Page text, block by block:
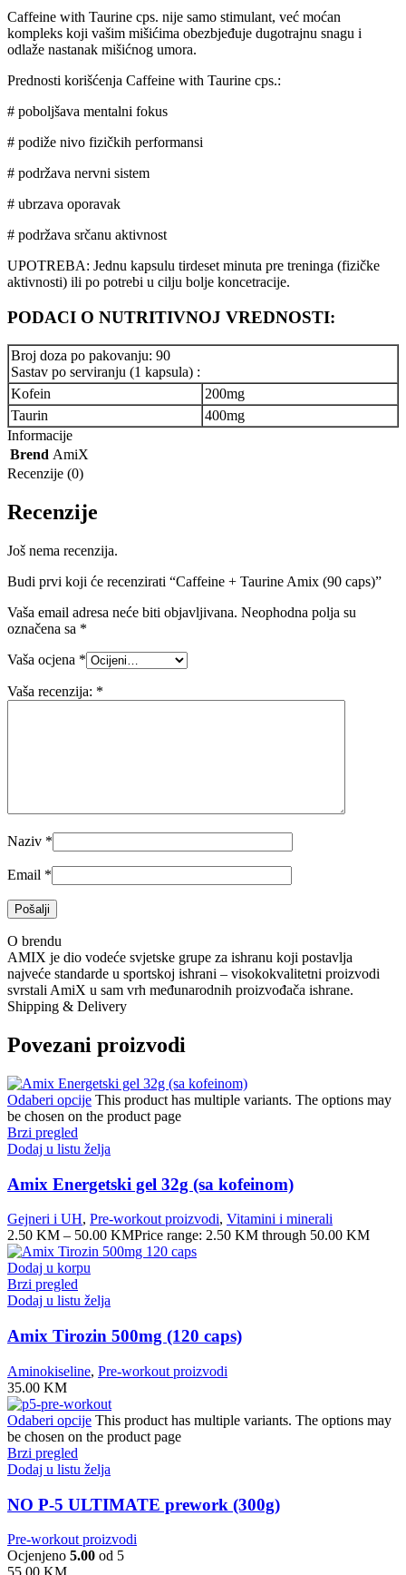
Caffeine with Taurine cps. nije samo stimulant, već moćan
kompleks koji vašim mišićima obezbjeđuje dugotrajnu snagu i
odlaže nastanak mišićnog umora.
Prednosti korišćenja Caffeine with Taurine cps.:
# poboljšava mentalni fokus
# podiže nivo fizičkih performansi
# podržava nervni sistem
# ubrzava oporavak
# podržava srčanu aktivnost
UPOTREBA: Jednu kapsulu tirdeset minuta pre treninga (fizičke
aktivnosti) ili po potrebi u cilju bolje koncetracije.
PODACI O NUTRITIVNOJ VREDNOSTI:
Broj doza po pakovanju: 90
Sastav po serviranju (1 kapsula) :
Kofein
200mg
Taurin
400mg
Informacije
Brend AmiX
Recenzije (0)
Recenzije
Još nema recenzija.
Budi prvi koji će recenzirati “Caffeine + Taurine Amix (90 caps)”
Vaša email adresa neće biti objavljivana. Neophodna polja su
označena sa *
Vaša ocjena *
Vaša recenzija: *
Naziv *
Email *
O brendu
AMIX je dio vodeće svjetske grupe za ishranu koji postavlja
najveće standarde u sportskoj ishrani – visokokvalitetni proizvodi
svrstali AmiX u sam vrh međunarodnih proizvođača ishrane.
Shipping & Delivery
Povezani proizvodi
Odaberi opcije This product has multiple variants. The options may
be chosen on the product page
Brzi pregled
Dodaj u listu želja
Amix Energetski gel 32g (sa kofeinom)
Gejneri i UH, Pre-workout proizvodi, Vitamini i minerali
2.50 KM – 50.00 KMPrice range: 2.50 KM through 50.00 KM
Dodaj u korpu
Brzi pregled
Dodaj u listu želja
Amix Tirozin 500mg (120 caps)
Aminokiseline, Pre-workout proizvodi
35.00 KM
Odaberi opcije This product has multiple variants. The options may
be chosen on the product page
Brzi pregled
Dodaj u listu želja
NO P-5 ULTIMATE prework (300g)
Pre-workout proizvodi
Ocjenjeno 5.00 od 5